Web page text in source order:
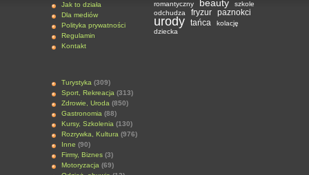
Jak to działa
Dla mediów
Polityka prywatności
Regulamin
Kontakt
Turystyka (309)
Sport, Rekreacja (313)
Zdrowie, Uroda (850)
Gastronomia (88)
Kursy, Szkolenia (130)
Rozrywka, Kultura (976)
Inne (90)
Firmy, Biznes (3)
Motoryzacja (69)
romantyczny
beauty
szkole
odchudza
fryzur paznokci
urody tańca
kolację
dziecka